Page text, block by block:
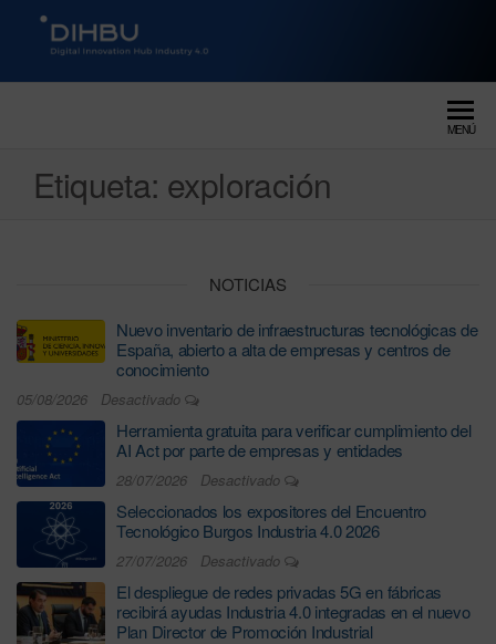
DIGITAL INNOVATION HUB
MENÚ
Etiqueta: exploración
NOTICIAS
Nuevo inventario de infraestructuras tecnológicas de
España, abierto a alta de empresas y centros de
conocimiento
05/08/2026 Desactivado
Herramienta gratuita para verificar cumplimiento del
AI Act por parte de empresas y entidades
28/07/2026 Desactivado
Seleccionados los expositores del Encuentro
Tecnológico Burgos Industria 4.0 2026
27/07/2026 Desactivado
El despliegue de redes privadas 5G en fábricas
recibirá ayudas Industria 4.0 integradas en el nuevo
Plan Director de Promoción Industrial